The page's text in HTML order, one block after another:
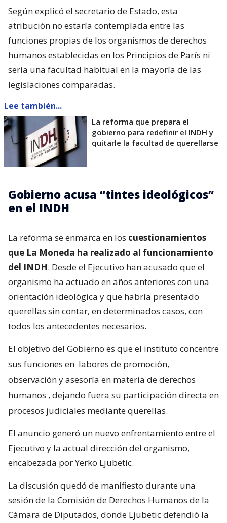
Según explicó el secretario de Estado, esta
atribución no estaría contemplada entre las
funciones propias de los organismos de derechos
humanos establecidas en los Principios de París ni
sería una facultad habitual en la mayoría de las
legislaciones comparadas.
Lee también...
La reforma que prepara el
gobierno para redefinir el INDH y
quitarle la facultad de querellarse
Gobierno acusa “tintes ideológicos”
en el INDH
La reforma se enmarca en los cuestionamientos
que La Moneda ha realizado al funcionamiento
del INDH. Desde el Ejecutivo han acusado que el
organismo ha actuado en años anteriores con una
orientación ideológica y que habría presentado
querellas sin contar, en determinados casos, con
todos los antecedentes necesarios.
El objetivo del Gobierno es que el instituto concentre
sus funciones en labores de promoción,
observación y asesoría en materia de derechos
humanos , dejando fuera su participación directa en
procesos judiciales mediante querellas.
El anuncio generó un nuevo enfrentamiento entre el
Ejecutivo y la actual dirección del organismo,
encabezada por Yerko Ljubetic.
La discusión quedó de manifiesto durante una
sesión de la Comisión de Derechos Humanos de la
Cámara de Diputados, donde Ljubetic defendió la